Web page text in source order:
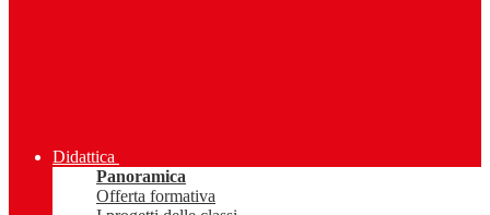
Didattica
Panoramica
Offerta formativa